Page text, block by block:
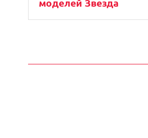
моделей Звезда